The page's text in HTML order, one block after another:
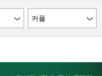
커플